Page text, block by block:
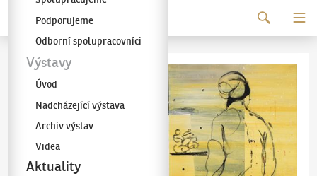
Galerie KODLPodporujeme
Odborní spolupracovníci
Výstavy
Úvod
Nadcházející výstava
Archiv výstav
Videa
Aktuality